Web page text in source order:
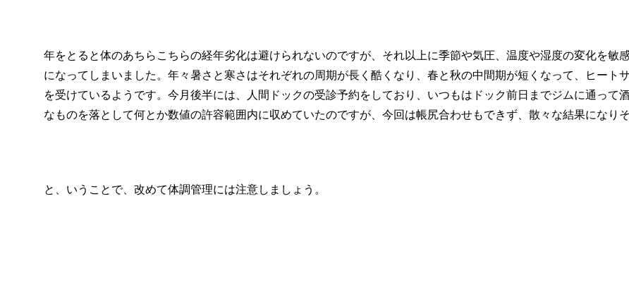
年をとると体のあちらこちらの経年劣化は避けられないのですが、それ以上に季節や気圧、温度や湿度の変化を敏
になってしまいました。年々暑さと寒さはそれぞれの周期が長く酷くなり、春と秋の中間期が短くなって、ヒート
を受けているようです。今月後半には、人間ドックの受診予約をしており、いつもはドック前日までジムに通って
なものを落として何とか数値の許容範囲内に収めていたのですが、今回は帳尻合わせもできず、散々な結果になりそ
と、いうことで、改めて体調管理には注意しましょう。